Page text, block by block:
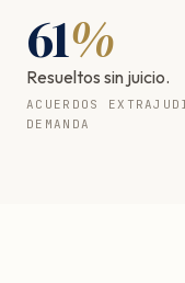
61%
Resueltos sin juicio.
ACUERDOS
DEMANDA